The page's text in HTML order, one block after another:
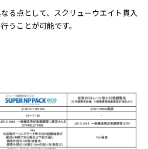
なる点として、スクリューウエイト貫入
うことが可能です。